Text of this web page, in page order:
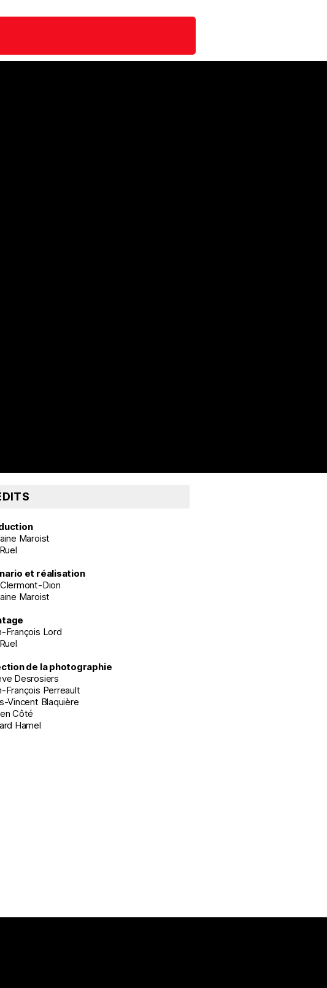
Maroist
et réalisation
Dion
Maroist
François Lord
de la photographie
Desrosiers
François Perreault
Vincent Blaquière
Côté
Hamel